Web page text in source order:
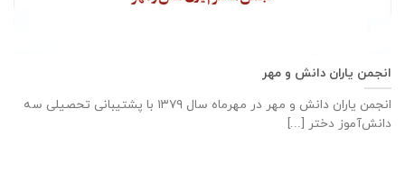
انجمن یاران دانش و مهر
انجمن یاران دانش و مهر در مهرماه سال ۱۳۷۹ با پشتیبانی تحصیلی سه
دانش‌آموز دختر [...]